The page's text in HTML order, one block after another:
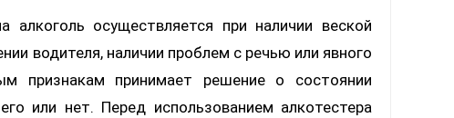
осуществляется при наличии веской
водителя, наличии проблем с речью или явного
признакам принимает решение о состоянии
или нет. Перед использованием алкотестера